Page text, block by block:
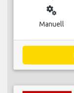
miscellaneous_services
Manuell